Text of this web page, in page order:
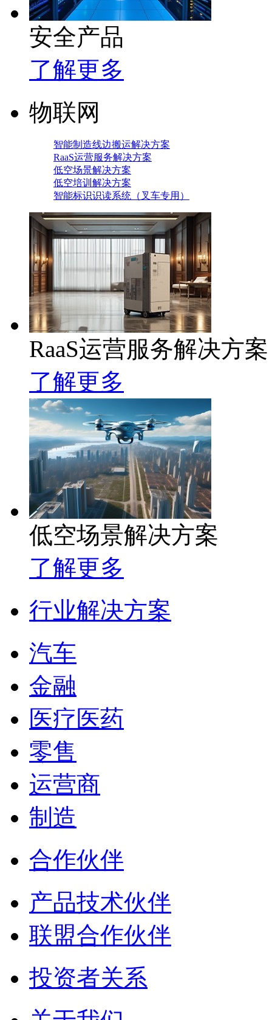
安全产品
了解更多
物联网
智能制造线边搬运解决方案
RaaS运营服务解决方案
低空场景解决方案
低空培训解决方案
智能标识识读系统（叉车专用）
RaaS运营服务解决方案
了解更多
低空场景解决方案
了解更多
行业解决方案
汽车
金融
医疗医药
零售
运营商
制造
合作伙伴
产品技术伙伴
联盟合作伙伴
投资者关系